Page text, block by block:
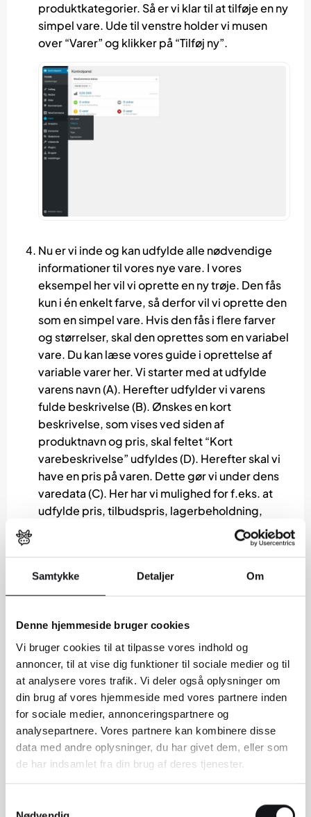
Samtykke Detaljer Om
Denne hjemmeside bruger cookies
Vi bruger cookies til at tilpasse vores indhold og
annoncer, til at vise dig funktioner til sociale medier og til
at analysere vores trafik. Vi deler også oplysninger om
din brug af vores hjemmeside med vores partnere inden
for sociale medier, annonceringspartnere og
analysepartnere. Vores partnere kan kombinere disse
data med andre oplysninger, du har givet dem, eller som
de har indsamlet fra din brug af deres tjenester.
produktkategorier. Så er vi klar til at tilføje en ny
simpel vare. Ude til venstre holder vi musen
over “Varer” og klikker på “Tilføj ny”.
Nu er vi inde og kan udfylde alle nødvendige
informationer til vores nye vare. I vores
eksempel her vil vi oprette en ny trøje. Den fås
kun i én enkelt farve, så derfor vil vi oprette den
som en simpel vare. Hvis den fås i flere farver
og størrelser, skal den oprettes som en variabel
vare. Du kan læse vores guide i oprettelse af
variable varerher. Vi starter med at udfylde
varens navn (A). Herefter udfylder vi varens
fulde beskrivelse (B). Ønskes en kort
beskrivelse, som vises ved siden af
produktnavn og pris, skal feltet “Kort
varebeskrivelse” udfyldes (D). Herefter skal vi
have en pris på varen. Dette gør vi under dens
varedata (C). Her har vi mulighed for f.eks. at
udfylde pris, tilbudspris, lagerbeholdning,
forsendelse m.m. I vores eksempel ønsker vi at
udfylde en normalpris, hvor mange der er på
lager af pågældende vare samt et varenummer
(Dette finder vi under fanen “Beholdning” til
venstre) (C).